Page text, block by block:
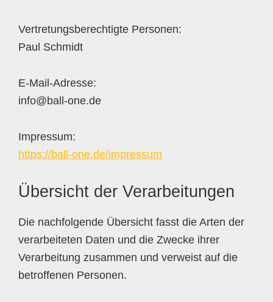
Vertretungsberechtigte Personen:
Paul Schmidt
E-Mail-Adresse:
info@ball-one.de
Impressum:
https://ball-one.de/impressum
Übersicht der Verarbeitungen
Die nachfolgende Übersicht fasst die Arten der
verarbeiteten Daten und die Zwecke ihrer
Verarbeitung zusammen und verweist auf die
betroffenen Personen.